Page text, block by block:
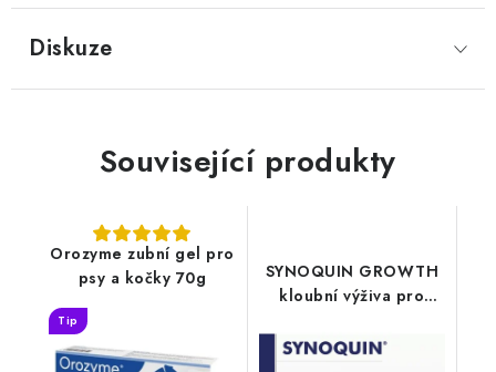
Diskuze
Související produkty
Orozyme zubní gel pro
psy a kočky 70g
Tip
SYNOQUIN GROWTH
kloubní výživa pro